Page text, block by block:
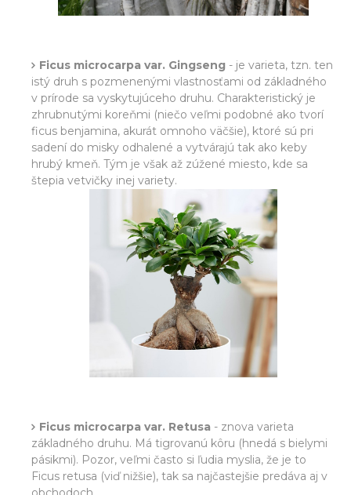
Ficus microcarpa var. Gingseng - je varieta, tzn. ten
istý druh s pozmenenými vlastnosťami od základného
v prírode sa vyskytujúceho druhu. Charakteristický je
zhrubnutými koreňmi (niečo veľmi podobné ako tvorí
ficus benjamina, akurát omnoho väčšie), ktoré sú pri
sadení do misky odhalené a vytvárajú tak ako keby
hrubý kmeň. Tým je však až zúžené miesto, kde sa
štepia vetvičky inej variety.
Ficus microcarpa var. Retusa - znova varieta
základného druhu. Má tigrovanú kôru (hnedá s bielymi
pásikmi). Pozor, veľmi často si ľudia myslia, že je to
Ficus retusa (viď nižšie), tak sa najčastejšie predáva aj v